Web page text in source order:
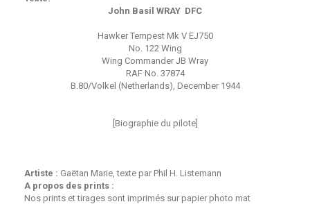
John Basil WRAY DFC
Hawker Tempest Mk V EJ750
No. 122 Wing
Wing Commander JB Wray
RAF No. 37874
B.80/Volkel (Netherlands), December 1944
[Biographie du pilote]
Artiste : Gaëtan Marie, texte par Phil H. Listemann
A propos des prints :
Nos prints et tirages sont imprimés sur papier photo mat